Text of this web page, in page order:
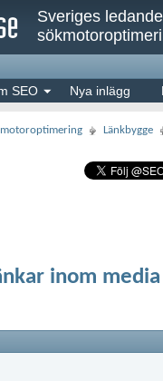
Sveriges
SEO
Nya inlägg
Länkbygge
inom media